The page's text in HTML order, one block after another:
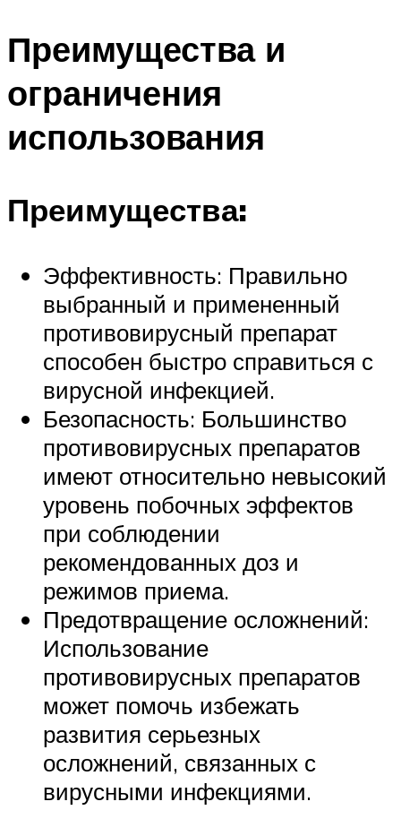
Преимущества и
ограничения
использования
Преимущества:
Эффективность: Правильно
выбранный и примененный
противовирусный препарат
способен быстро справиться с
вирусной инфекцией.
Безопасность: Большинство
противовирусных препаратов
имеют относительно невысокий
уровень побочных эффектов
при соблюдении
рекомендованных доз и
режимов приема.
Предотвращение осложнений:
Использование
противовирусных препаратов
может помочь избежать
развития серьезных
осложнений, связанных с
вирусными инфекциями.